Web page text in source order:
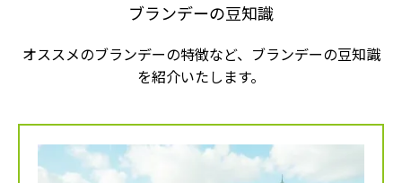
ブランデーの豆知識
オススメのブランデーの特徴など、ブランデーの豆知識
を紹介いたします。